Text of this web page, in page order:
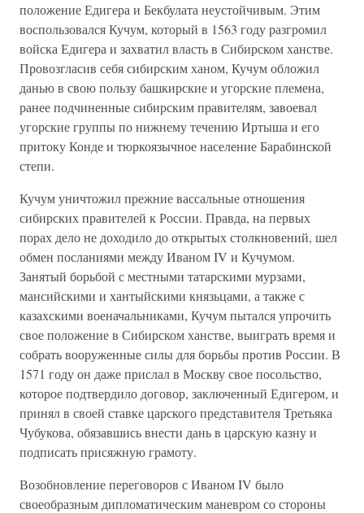
положение Едигера и Бекбулата неустойчивым. Этим
воспользовался Кучум, который в 1563 году разгромил
войска Едигера и захватил власть в Сибирском ханстве.
Провозгласив себя сибирским ханом, Кучум обложил
данью в свою пользу башкирские и угорские племена,
ранее подчиненные сибирским правителям, завоевал
угорские группы по нижнему течению Иртыша и его
притоку Конде и тюркоязычное население Барабинской
степи.
Кучум уничтожил прежние вассальные отношения
сибирских правителей к России. Правда, на первых
порах дело не доходило до открытых столкновений, шел
обмен посланиями между Иваном IV и Кучумом.
Занятый борьбой с местными татарскими мурзами,
мансийскими и хантыйскими князьцами, а также с
казахскими военачальниками, Кучум пытался упрочить
свое положение в Сибирском ханстве, выиграть время и
собрать вооруженные силы для борьбы против России. В
1571 году он даже прислал в Москву свое посольство,
которое подтвердило договор, заключенный Едигером, и
принял в своей ставке царского представителя Третьяка
Чубукова, обязавшись внести дань в царскую казну и
подписать присяжную грамоту.
Возобновление переговоров с Иваном IV было
своеобразным дипломатическим маневром со стороны